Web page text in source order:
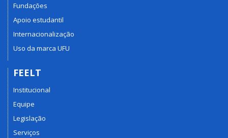
Fundações
Apoio estudantil
Internacionalização
Uso da marca UFU
FEELT
Institucional
Equipe
Legislação
Serviços